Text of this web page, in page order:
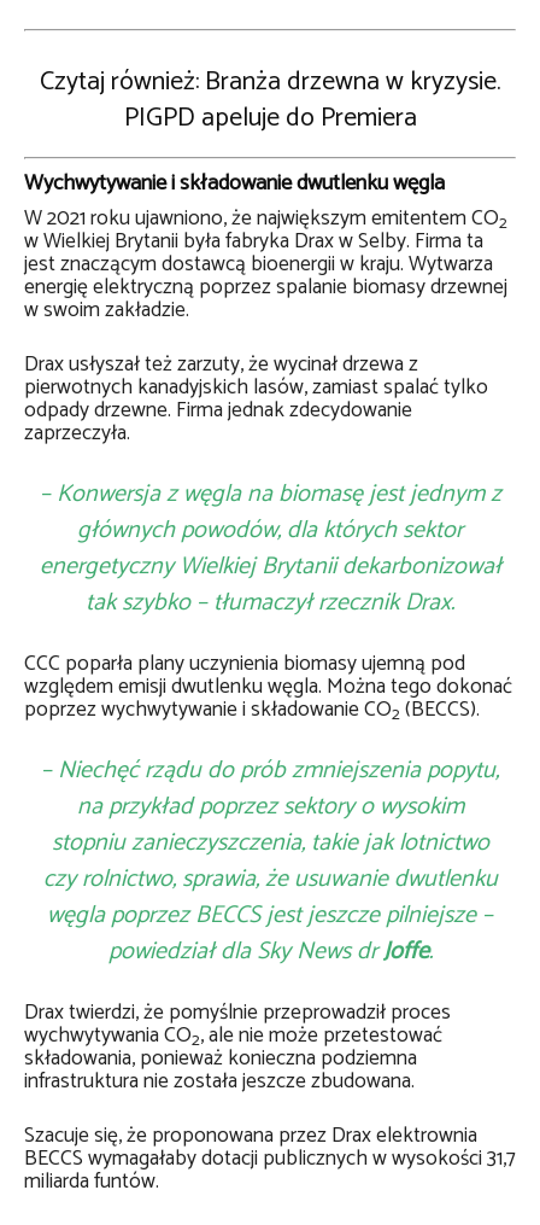
Czytaj również: Branża drzewna w kryzysie.
PIGPD apeluje do Premiera
Wychwytywanie i składowanie dwutlenku węgla
W 2021 roku ujawniono, że największym emitentem CO2
w Wielkiej Brytanii była fabryka Drax w Selby. Firma ta
jest znaczącym dostawcą bioenergii w kraju.Wytwarza
energię elektryczną poprzez spalanie biomasy drzewnej
w swoim zakładzie.
Drax usłyszał też zarzuty, że wycinał drzewa z
pierwotnych kanadyjskich lasów, zamiast spalać tylko
odpady drzewne. Firma jednak zdecydowanie
zaprzeczyła.
– Konwersja z węgla na biomasę jest jednym z
głównych powodów, dla których sektor
energetyczny Wielkiej Brytanii dekarbonizował
tak szybko – tłumaczył rzecznik Drax.
CCC poparła plany uczynienia biomasy ujemną pod
względem emisji dwutlenku węgla. Można tego dokonać
poprzezwychwytywanie i składowanie CO2(BECCS).
– Niechęć rządu do prób zmniejszenia popytu,
na przykład poprzez sektory o wysokim
stopniu zanieczyszczenia, takie jak lotnictwo
czy rolnictwo, sprawia, że ​​usuwanie dwutlenku
węgla poprzez BECCS jest jeszcze pilniejsze –
powiedział dla Sky News drJoffe.
Drax twierdzi, że pomyślnie przeprowadził proces
wychwytywania CO2, ale nie może przetestować
składowania, ponieważ konieczna podziemna
infrastruktura nie została jeszcze zbudowana.
Szacuje się, że proponowana przez Drax elektrownia
BECCS wymagałaby dotacji publicznych w wysokości 31,7
miliarda funtów.